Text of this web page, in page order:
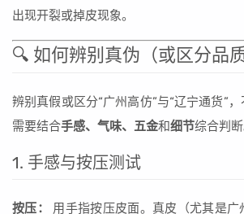
出现开裂或掉皮现象。
🔍 如何辨别真伪（或区分品质
辨别真假或区分“广州高仿”与“辽宁通货”，
需要结合手感、气味、五金和细节综合判断
1. 手感与按压测试
按压：
用手指按压皮面。真皮（尤其是广